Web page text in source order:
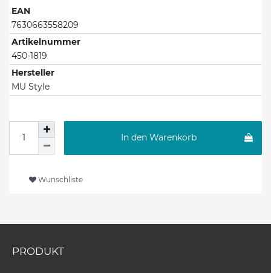
EAN
7630663558209
Artikelnummer
450-1819
Hersteller
MU Style
In den Warenkorb
Wunschliste
PRODUKT